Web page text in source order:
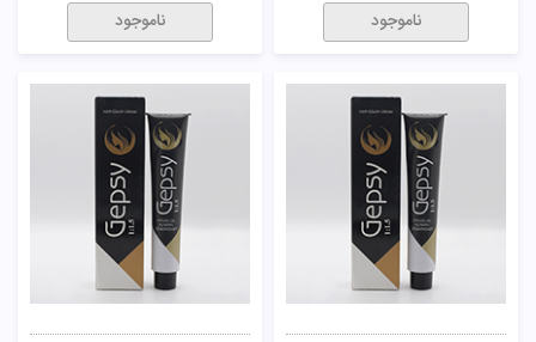
ناموجود
ناموجود